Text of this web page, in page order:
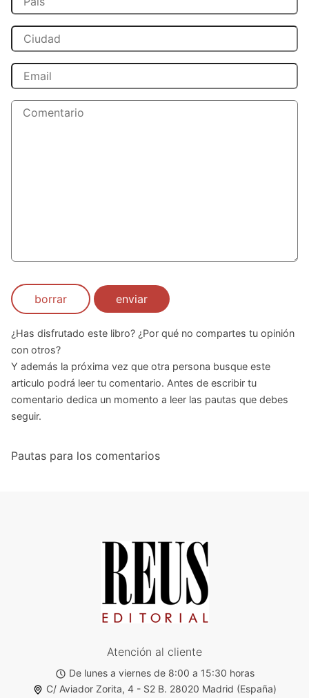
borrar enviar
¿Has disfrutado este libro? ¿Por qué no compartes tu opinión
con otros?
Y además la próxima vez que otra persona busque este
articulo podrá leer tu comentario. Antes de escribir tu
comentario dedica un momento a leer las pautas que debes
seguir.
Pautas para los comentarios
Atención al cliente
De lunes a viernes de 8:00 a 15:30 horas
C/ Aviador Zorita, 4 - S2 B. 28020 Madrid (España)